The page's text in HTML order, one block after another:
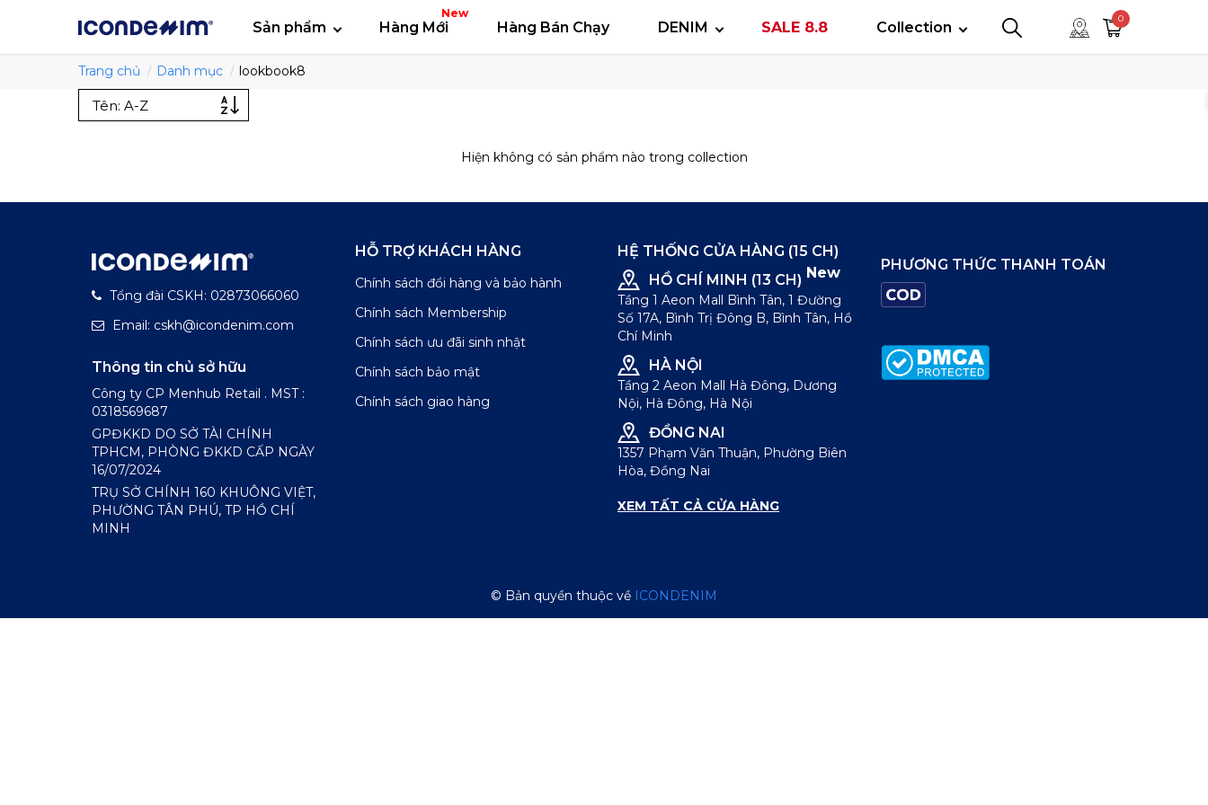
Sản phẩm Hàng Mới
New
Hàng Bán Chạy DENIM SALE 8.8 Collection
0
Trang chủ Danh mục lookbook8
Hiện không có sản phẩm nào trong collection
Tổng đài CSKH: 02873066060
Email: cskh@icondenim.com
Thông tin chủ sở hữu
Công ty CP Menhub Retail . MST :
0318569687
GPĐKKD DO SỞ TÀI CHÍNH
TPHCM, PHÒNG ĐKKD CẤP NGÀY
16/07/2024
TRỤ SỞ CHÍNH 160 KHUÔNG VIỆT,
PHƯỜNG TÂN PHÚ, TP HỒ CHÍ
MINH
HỖ TRỢ KHÁCH HÀNG
Chính sách đổi hàng và bảo hành
Chính sách Membership
Chính sách ưu đãi sinh nhật
Chính sách bảo mật
Chính sách giao hàng
HỆ THỐNG CỬA HÀNG (15 CH)
HỒ CHÍ MINH (13 CH) New
Tầng 1 Aeon Mall Bình Tân, 1 Đường
Số 17A, Bình Trị Đông B, Bình Tân, Hồ
Chí Minh
HÀ NỘI
Tầng 2 Aeon Mall Hà Đông, Dương
Nội, Hà Đông, Hà Nội
ĐỒNG NAI
1357 Phạm Văn Thuận, Phường Biên
Hòa, Đồng Nai
XEM TẤT CẢ CỬA HÀNG
PHƯƠNG THỨC THANH TOÁN
© Bản quyền thuộc về ICONDENIM